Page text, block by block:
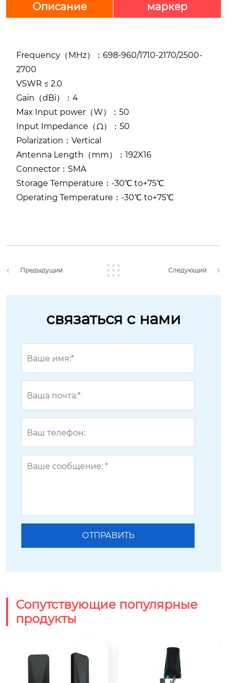
Описание маркер
Frequency（MHz）：698-960/1710-2170/2500-
2700
VSWR ≤ 2.0
Gain（dBi）：4
Max Input power（W）：50
Input Impedance（Ω）：50
Polarization：Vertical
Antenna Length（mm）：192X16
Connector：SMA
Storage Temperature：-30℃ to+75℃
Operating Temperature：-30℃ to+75℃
Предыдущий Следующий
связаться с нами
Сопутствующие популярные
продукты